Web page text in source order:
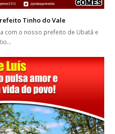
Tinho do Vale
com o nosso prefeito de Ubatã e